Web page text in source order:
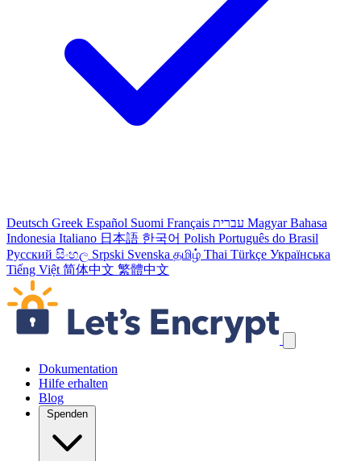
Deutsch Greek Español Suomi Français עברית Magyar Bahasa
Indonesia Italiano 日本語 한국어 Polish Português do Brasil
Русский සිංහල Srpski Svenska தமிழ் Thai Türkçe Українська
Tiếng Việt 简体中文 繁體中文
Navigation überspringen
Dokumentation
Hilfe erhalten
Blog
Spenden